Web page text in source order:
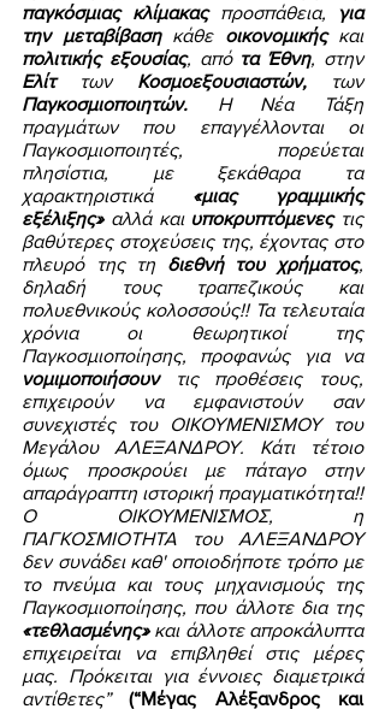
παγκόσμιας κλίμακας προσπάθεια, για
την μεταβίβαση κάθε οικονομικής
και
πολιτικής εξουσίας, από τα Έθνη
, στην
Ελίτ των Κοσμοεξουσιαστών,
των
Παγκοσμιοποιητών. Η Νέα Τάξη
πραγμάτων που επαγγέλλονται οι
Παγκοσμιοποιητές, πορεύεται
πλησίστια, με ξεκάθαρα τα
χαρακτηριστικά «μιας γραμμικής
εξέλιξης» αλλά και υποκρυπτόμενες τις
βαθύτερες στοχεύσεις της, έχοντας στο
πλευρό της τη διεθνή του χρήματος,
δηλαδή τους τραπεζικούς και
πολυεθνικούς κολοσσούς!! Τα τελευταία
χρόνια οι θεωρητικοί της
Παγκοσμιοποίησης, προφανώς για να
νομιμοποιήσουν
τις προθέσεις τους,
επιχειρούν να εμφανιστούν σαν
συνεχιστές του ΟΙΚΟΥΜΕΝΙΣΜΟΥ του
Μεγάλου ΑΛΕΞΑΝΔΡΟΥ. Κάτι τέτοιο
όμως προσκρούει με πάταγο στην
απαράγραπτη ιστορική πραγματικότητα!!
Ο ΟΙΚΟΥΜΕΝΙΣΜΟΣ, η
ΠΑΓΚΟΣΜΙΟΤΗΤΑ του ΑΛΕΞΑΝΔΡΟΥ
δεν συνάδει καθ' οποιοδήποτε τρόπο με
το πνεύμα και τους μηχανισμούς της
Παγκοσμιοποίησης, που άλλοτε δια της
«τεθλασμένης» και άλλοτε απροκάλυπτα
επιχειρείται να επιβληθεί στις μέρες
μας. Πρόκειται για έννοιες διαμετρικά
αντίθετες”
(“Μέγας Αλέξανδρος και